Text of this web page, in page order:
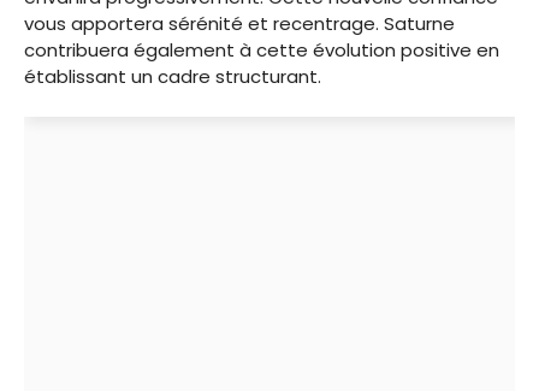
vous apportera sérénité et recentrage. Saturne
contribuera également à cette évolution positive en
établissant un cadre structurant.